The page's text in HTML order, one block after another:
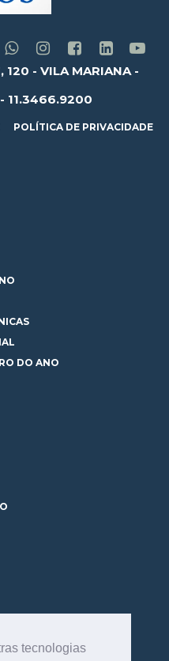
tecnologias
120 - VILA MARIANA -
11.3466.9200
POLÍTICA DE PRIVACIDADE
DO ANO